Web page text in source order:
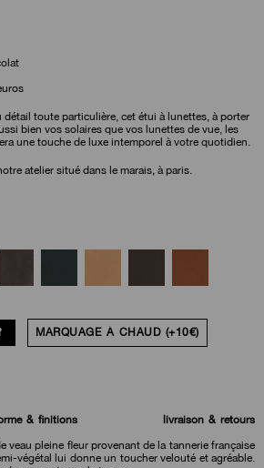
toute particulière, cet étui à lunettes, à porter
bien vos solaires que vos lunettes de vue, les
une touche de luxe intemporel à votre quotidien.
atelier situé dans le marais, à paris.
MARQUAGE À CHAUD (+10€)
& finitions
livraison & retours
veau pleine fleur provenant de la tannerie française
végétal lui donne un toucher velouté et agréable.